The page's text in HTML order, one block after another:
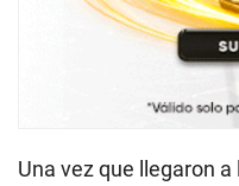
Una vez que llegaron